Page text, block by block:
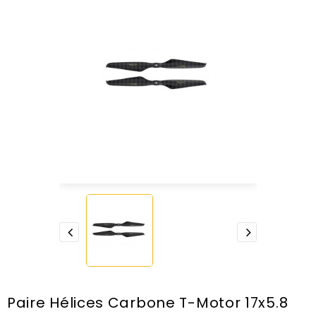
Paire Hélices Carbone T-Motor 17x5.8